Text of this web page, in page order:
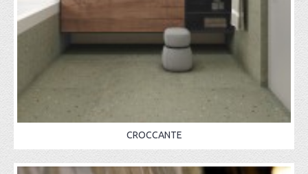
CROCCANTE